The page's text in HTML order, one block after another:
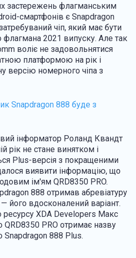
застережень флагманським
смартфонів є Snapdragon
чіп, який має бути
2021 випуску. Але так
воліє не задовольнятися
платформою на рік і
версію номерного чіпа з
Snapdragon 888 буде з
інформатор Роланд Квандт
рік не стане винятком і
Plus-версія з покращеними
виявити інформацію, що
ім'ям QRD8350 PRO.
888 отримав абревіатуру
його вдосконалений варіант.
ресурсу XDA Developers Макс
PRO отримає назву
Snapdragon 888 Plus.